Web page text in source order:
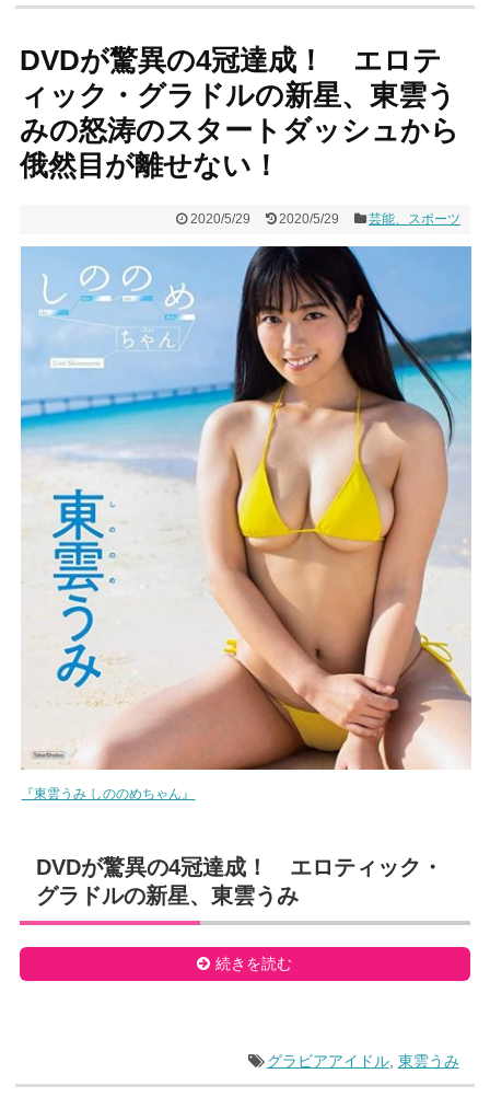
DVDが驚異の4冠達成！ エロテ
ィック・グラドルの新星、東雲う
みの怒涛のスタートダッシュから
俄然目が離せない！
2020/5/29 2020/5/29 芸能、スポーツ
『東雲うみ しののめちゃん』
DVDが驚異の4冠達成！ エロティック・
グラドルの新星、東雲うみ
続きを読む
グラビアアイドル, 東雲うみ